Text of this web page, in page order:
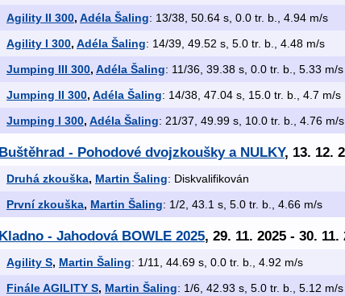
Agility II 300, Adéla Šaling: 13/38, 50.64 s, 0.0 tr. b., 4.94 m/s
Agility I 300, Adéla Šaling: 14/39, 49.52 s, 5.0 tr. b., 4.48 m/s
Jumping III 300, Adéla Šaling: 11/36, 39.38 s, 0.0 tr. b., 5.33 m/s
Jumping II 300, Adéla Šaling: 14/38, 47.04 s, 15.0 tr. b., 4.7 m/s
Jumping I 300, Adéla Šaling: 21/37, 49.99 s, 10.0 tr. b., 4.76 m/s
Buštěhrad - Pohodové dvojzkoušky a NULKY, 13. 12.
Druhá zkouška, Martin Šaling: Diskvalifikován
První zkouška, Martin Šaling: 1/2, 43.1 s, 5.0 tr. b., 4.66 m/s
Kladno - Jahodová BOWLE 2025, 29. 11. 2025 - 30. 11.
Agility S, Martin Šaling: 1/11, 44.69 s, 0.0 tr. b., 4.92 m/s
Finále AGILITY S, Martin Šaling: 1/6, 42.93 s, 5.0 tr. b., 5.12 m/s